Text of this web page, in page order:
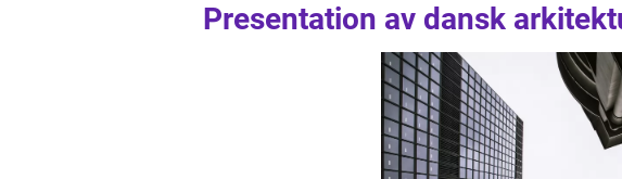
Presentation av dansk